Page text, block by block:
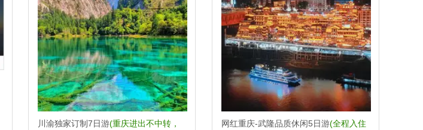
川渝独家订制7日游(重庆进出不中转，
网红重庆-武隆品质休闲5日游(全程入住